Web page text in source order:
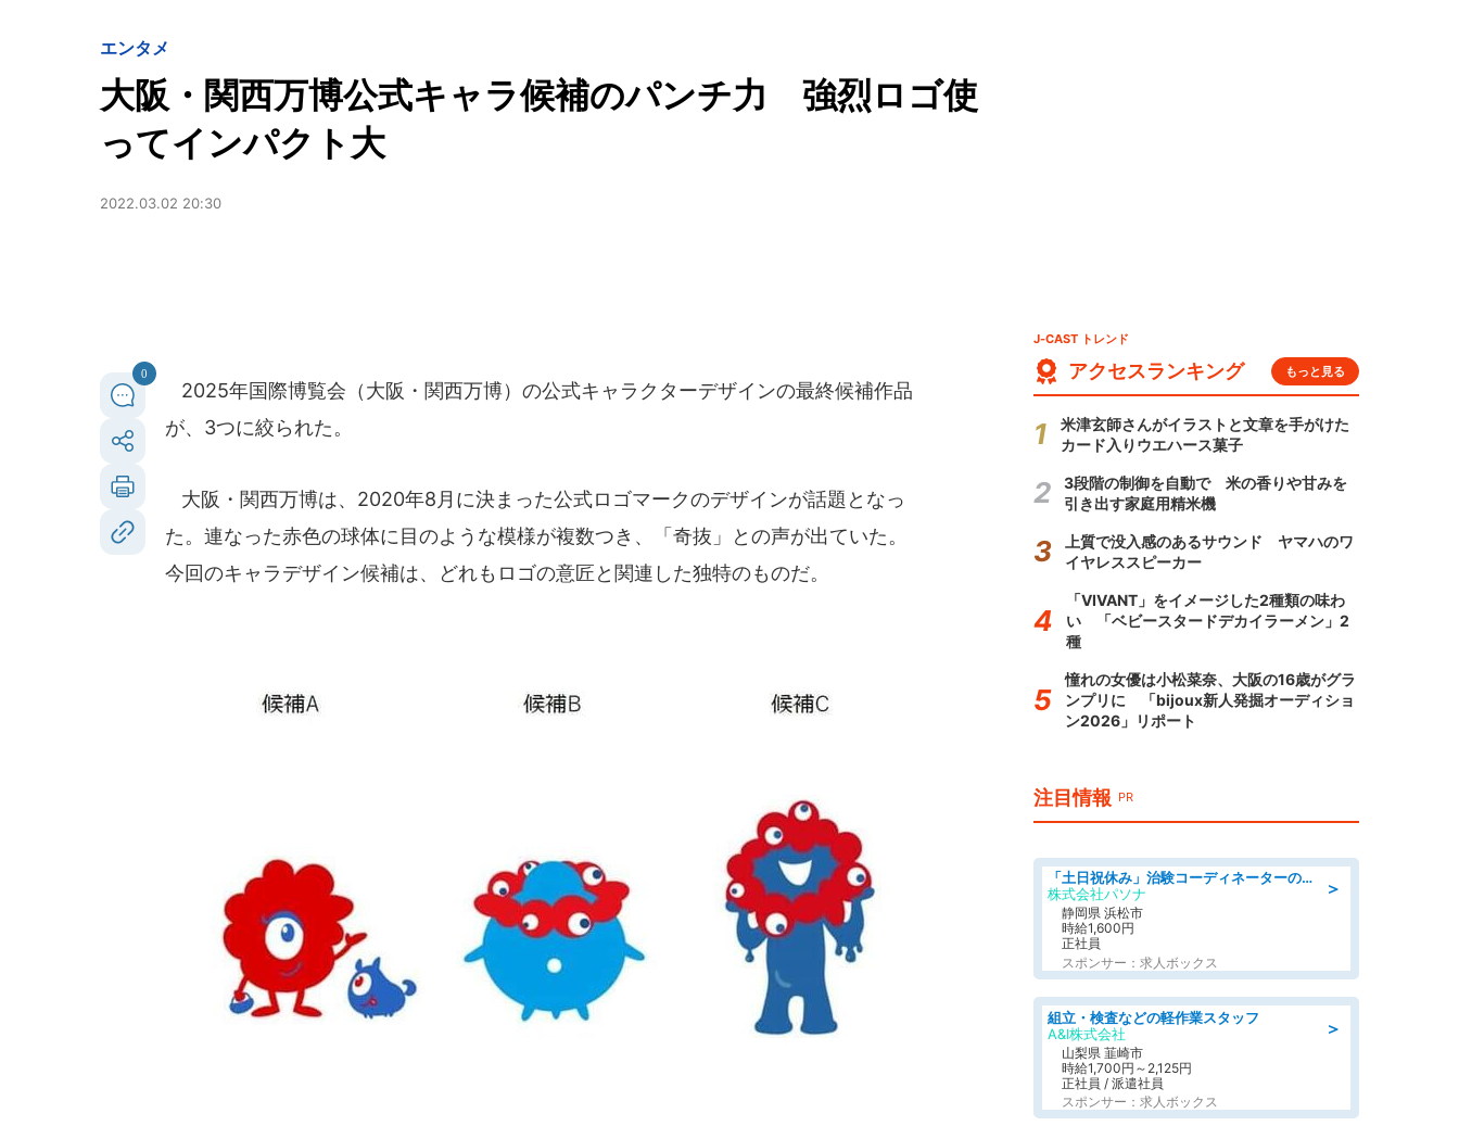
エンタメ
大阪・関西万博公式キャラ候補のパンチ力 強烈ロゴ使
ってインパクト大
2022.03.02 20:30
0
2025年国際博覧会（大阪・関西万博）の公式キャラクターデザインの最終候補作品
が、3つに絞られた。
大阪・関西万博は、2020年8月に決まった公式ロゴマークのデザインが話題となっ
た。連なった赤色の球体に目のような模様が複数つき、「奇抜」との声が出ていた。
今回のキャラデザイン候補は、どれもロゴの意匠と関連した独特のものだ。
J-CAST トレンド
アクセスランキング もっと見る
米津玄師さんがイラストと文章を手がけた
カード入りウエハース菓子
3段階の制御を自動で 米の香りや甘みを
引き出す家庭用精米機
上質で没入感のあるサウンド ヤマハのワ
イヤレススピーカー
「VIVANT」をイメージした2種類の味わ
い 「ベビースタードデカイラーメン」2
種
憧れの女優は小松菜奈、大阪の16歳がグラ
ンプリに 「bijoux新人発掘オーディショ
ン2026」リポート
注目情報 PR
＞
「土日祝休み」治験コーディネーターのお仕事/未経験OK
株式会社パソナ
静岡県 浜松市
時給1,600円
正社員
スポンサー：求人ボックス
＞
組立・検査などの軽作業スタッフ
A&I株式会社
山梨県 韮崎市
時給1,700円～2,125円
正社員 / 派遣社員
スポンサー：求人ボックス